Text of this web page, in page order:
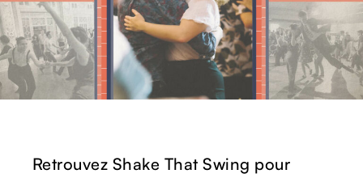
Retrouvez Shake That Swing pour